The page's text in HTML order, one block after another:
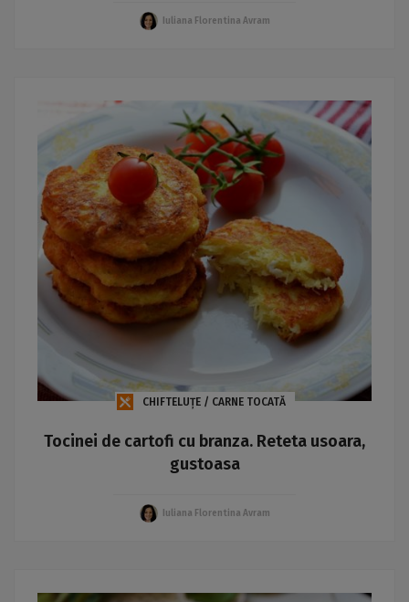
Iuliana Florentina Avram
CHIFTELUȚE / CARNE TOCATĂ
Tocinei de cartofi cu branza. Reteta usoara,
gustoasa
Iuliana Florentina Avram